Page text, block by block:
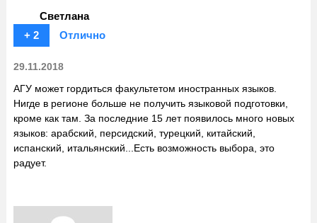
Светлана
+ 2
Отлично
29.11.2018
АГУ может гордиться факультетом иностранных языков.
Нигде в регионе больше не получить языковой подготовки,
кроме как там. За последние 15 лет появилось много новых
языков: арабский, персидский, турецкий, китайский,
испанский, итальянский...Есть возможность выбора, это
радует.